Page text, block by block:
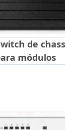
de
módulos